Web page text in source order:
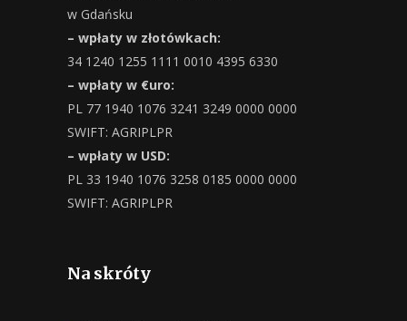
w Gdańsku
– wpłaty w złotówkach:
34 1240 1255 1111 0010 4395 6330
– wpłaty w €uro:
PL 77 1940 1076 3241 3249 0000 0000
SWIFT: AGRIPLPR
– wpłaty w USD:
PL 33 1940 1076 3258 0185 0000 0000
SWIFT: AGRIPLPR
Na skróty